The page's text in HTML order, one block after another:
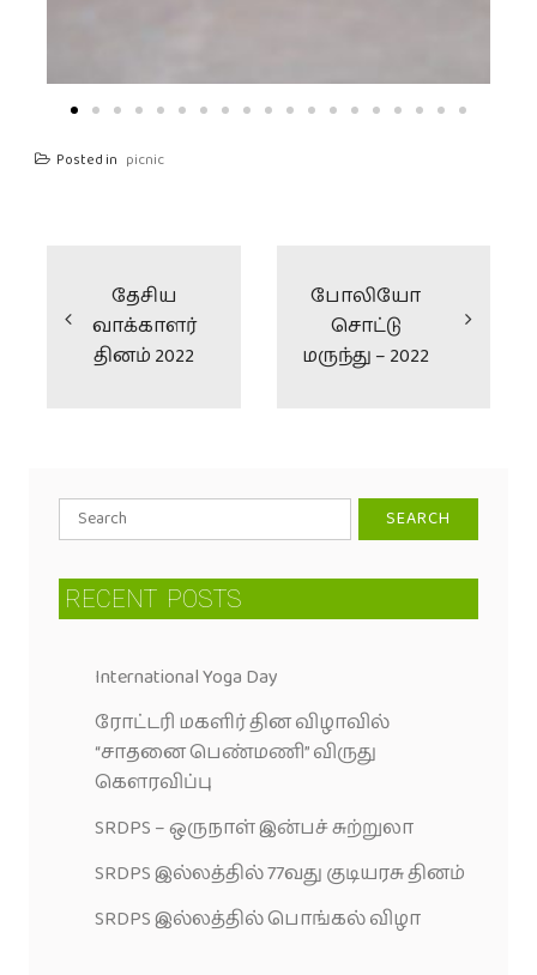
Posted in picnic
தேசிய
வாக்காளர்
தினம் 2022
போலியோ
சொட்டு
மருந்து – 2022
RECENT POSTS
International Yoga Day
ரோட்டரி மகளிர் தின விழாவில்
“சாதனை பெண்மணி” விருது
கெளரவிப்பு
SRDPS – ஒருநாள் இன்பச் சுற்றுலா
SRDPS இல்லத்தில் 77வது குடியரசு தினம்
SRDPS இல்லத்தில் பொங்கல் விழா